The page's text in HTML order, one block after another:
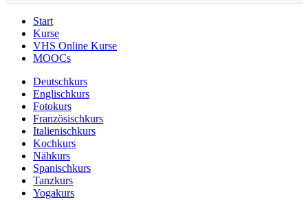
Start
Kurse
VHS Online Kurse
MOOCs
Deutschkurs
Englischkurs
Fotokurs
Französischkurs
Italienischkurs
Kochkurs
Nähkurs
Spanischkurs
Tanzkurs
Yogakurs